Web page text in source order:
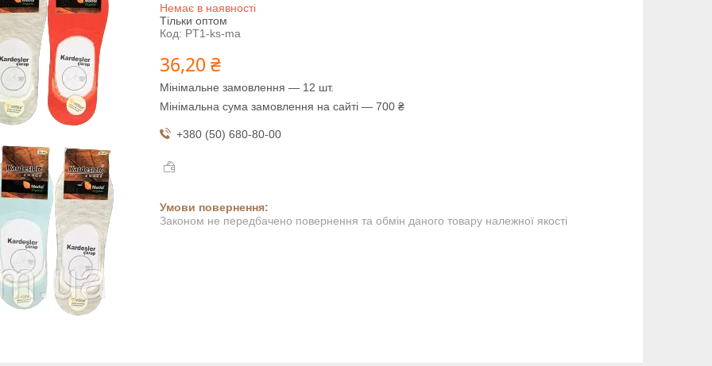
Немає в наявності
Тільки оптом
Код: PT1-ks-ma
36,20 ₴
Мінімальне замовлення — 12 шт.
Мінімальна сума замовлення на сайті — 700 ₴
+380 (50) 680-80-00
Законом не передбачено повернення та обмін даного товару належної якості